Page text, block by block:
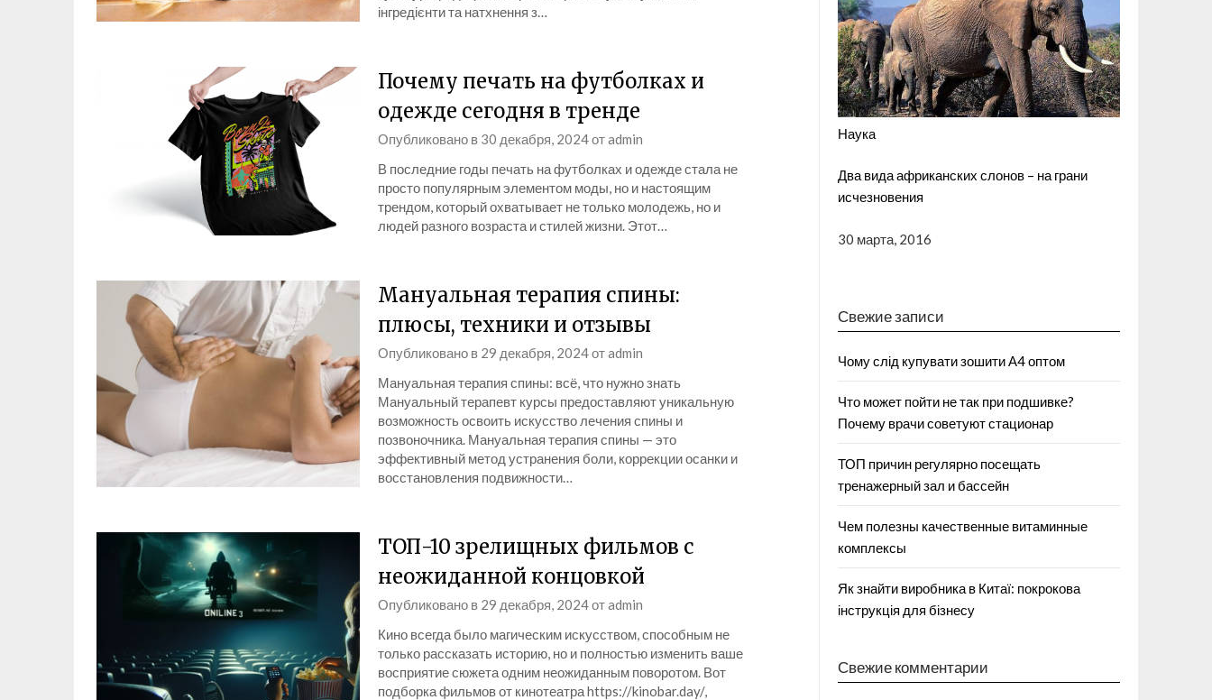
інгредієнти та натхнення з…
Почему печать на футболках и
одежде сегодня в тренде
Опубликовано в 30 декабря, 2024отadmin
В последние годы печать на футболках и одежде стала не
просто популярным элементом моды, но и настоящим
трендом, который охватывает не только молодежь, но и
людей разного возраста и стилей жизни. Этот…
Мануальная терапия спины:
плюсы, техники и отзывы
Опубликовано в 29 декабря, 2024отadmin
Мануальная терапия спины: всё, что нужно знать
Мануальный терапевт курсы предоставляют уникальную
возможность освоить искусство лечения спины и
позвоночника. Мануальная терапия спины — это
эффективный метод устранения боли, коррекции осанки и
восстановления подвижности…
ТОП-10 зрелищных фильмов с
неожиданной концовкой
Опубликовано в 29 декабря, 2024отadmin
Кино всегда было магическим искусством, способным не
только рассказать историю, но и полностью изменить ваше
восприятие сюжета одним неожиданным поворотом. Вот
подборка фильмов от кинотеатра https://kinobar.day/,
Наука
Два вида африканских слонов – на грани
исчезновения
30 марта, 2016
Свежие записи
Чому слід купувати зошити А4 оптом
Что может пойти не так при подшивке?
Почему врачи советуют стационар
ТОП причин регулярно посещать
тренажерный зал и бассейн
Чем полезны качественные витаминные
комплексы
Як знайти виробника в Китаї: покрокова
інструкція для бізнесу
Свежие комментарии